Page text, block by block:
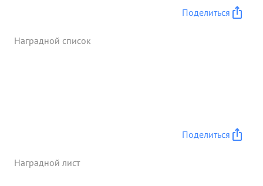
Поделиться
Наградной список
Поделиться
Наградной лист